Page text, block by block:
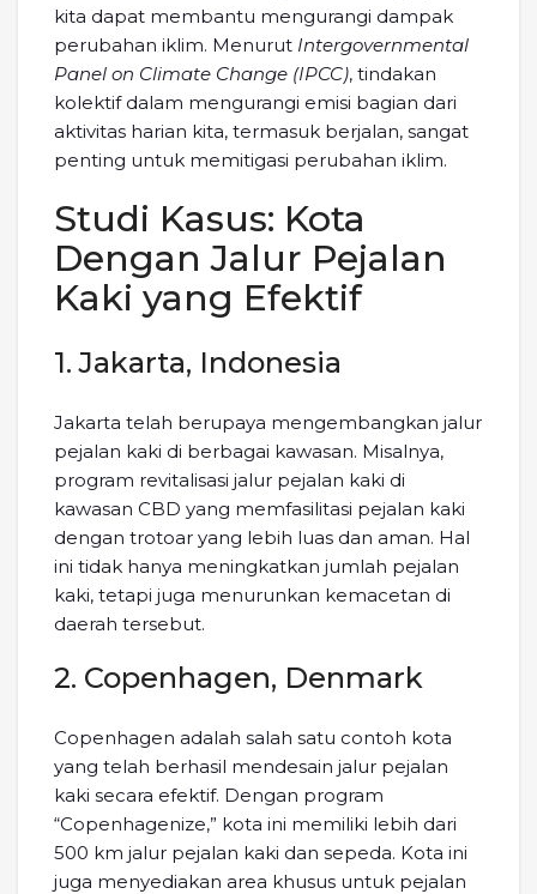
kita dapat membantu mengurangi dampak
perubahan iklim. Menurut Intergovernmental
Panel on Climate Change (IPCC), tindakan
kolektif dalam mengurangi emisi bagian dari
aktivitas harian kita, termasuk berjalan, sangat
penting untuk memitigasi perubahan iklim.
Studi Kasus: Kota
Dengan Jalur Pejalan
Kaki yang Efektif
1. Jakarta, Indonesia
Jakarta telah berupaya mengembangkan jalur
pejalan kaki di berbagai kawasan. Misalnya,
program revitalisasi jalur pejalan kaki di
kawasan CBD yang memfasilitasi pejalan kaki
dengan trotoar yang lebih luas dan aman. Hal
ini tidak hanya meningkatkan jumlah pejalan
kaki, tetapi juga menurunkan kemacetan di
daerah tersebut.
2. Copenhagen, Denmark
Copenhagen adalah salah satu contoh kota
yang telah berhasil mendesain jalur pejalan
kaki secara efektif. Dengan program
“Copenhagenize,” kota ini memiliki lebih dari
500 km jalur pejalan kaki dan sepeda. Kota ini
juga menyediakan area khusus untuk pejalan